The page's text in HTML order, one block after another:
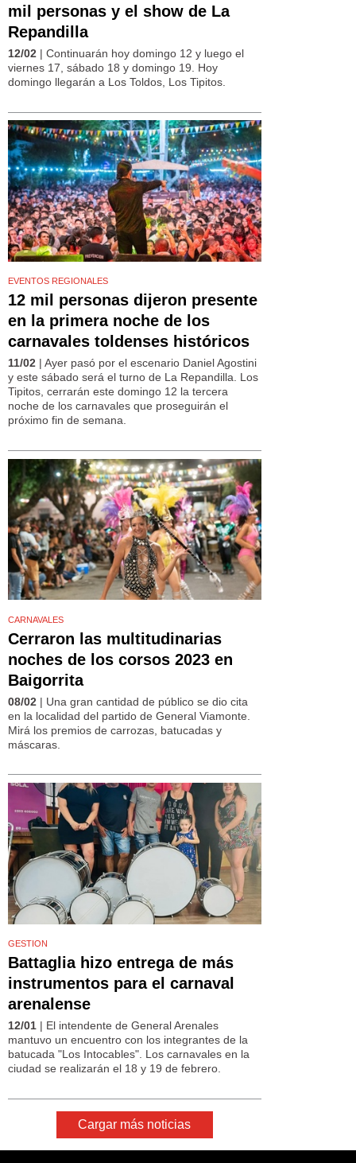
mil personas y el show de La
Repandilla
12/02 | Continuarán hoy domingo 12 y luego el
viernes 17, sábado 18 y domingo 19. Hoy
domingo llegarán a Los Toldos, Los Tipitos.
EVENTOS REGIONALES
12 mil personas dijeron presente
en la primera noche de los
carnavales toldenses históricos
11/02 | Ayer pasó por el escenario Daniel Agostini
y este sábado será el turno de La Repandilla. Los
Tipitos, cerrarán este domingo 12 la tercera
noche de los carnavales que proseguirán el
próximo fin de semana.
CARNAVALES
Cerraron las multitudinarias
noches de los corsos 2023 en
Baigorrita
08/02 | Una gran cantidad de público se dio cita
en la localidad del partido de General Viamonte.
Mirá los premios de carrozas, batucadas y
máscaras.
GESTION
Battaglia hizo entrega de más
instrumentos para el carnaval
arenalense
12/01 | El intendente de General Arenales
mantuvo un encuentro con los integrantes de la
batucada "Los Intocables". Los carnavales en la
ciudad se realizarán el 18 y 19 de febrero.
Cargar más noticias